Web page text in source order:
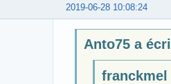
2019-06-28 10:08:24
Anto75 a